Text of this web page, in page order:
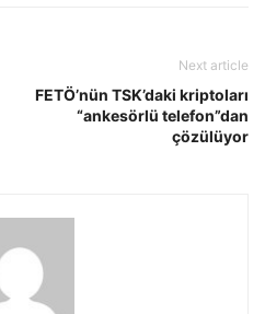
Next article
FETÖ’nün TSK’daki kriptoları
“ankesörlü telefon”dan
çözülüyor